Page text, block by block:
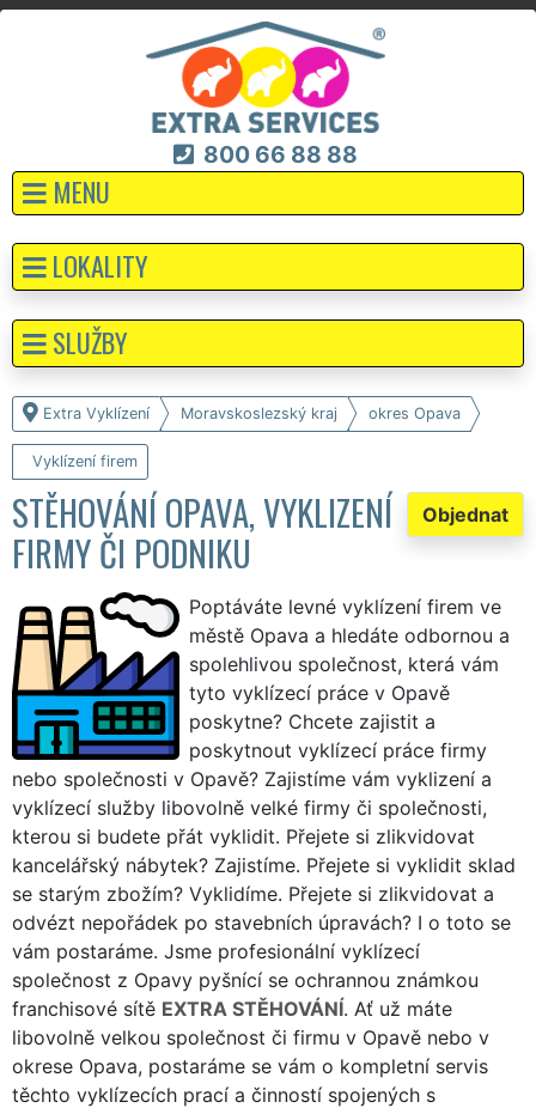
800 66 88 88
MENU
Extra Vyklízení Moravskoslezský kraj okres Opava
Vyklízení firem
Objednat
STĚHOVÁNÍ OPAVA, VYKLIZENÍ
FIRMY ČI PODNIKU
Poptáváte levné vyklízení firem ve
městě Opava a hledáte odbornou a
spolehlivou společnost, která vám
tyto vyklízecí práce v Opavě
poskytne? Chcete zajistit a
poskytnout vyklízecí práce firmy
nebo společnosti v Opavě? Zajistíme vám vyklizení a
vyklízecí služby libovolně velké firmy či společnosti,
kterou si budete přát vyklidit. Přejete si zlikvidovat
kancelářský nábytek? Zajistíme. Přejete si vyklidit sklad
se starým zbožím? Vyklidíme. Přejete si zlikvidovat a
odvézt nepořádek po stavebních úpravách? I o toto se
vám postaráme. Jsme profesionální vyklízecí
společnost z Opavy pyšnící se ochrannou známkou
franchisové sítě EXTRA STĚHOVÁNÍ. Ať už máte
libovolně velkou společnost či firmu v Opavě nebo v
okrese Opava, postaráme se vám o kompletní servis
těchto vyklízecích prací a činností spojených s
LOKALITY
SLUŽBY